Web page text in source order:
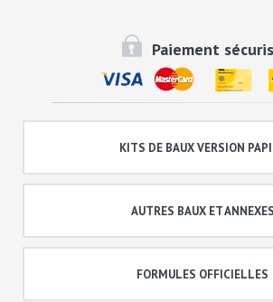
Paiement
KITS DE BAUX VERSION
AUTRES BAUX ET ANNEXES
FORMULES OFFICIELLES